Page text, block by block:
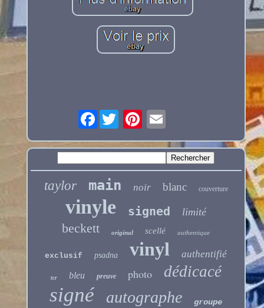
Facebook
taylor main noir blanc couverture
vinyle signed limité
beckett original scellé authentique
exclusif psadna vinyl authentifié
tcr bleu preuve photo dédicacé
signé autographe groupe